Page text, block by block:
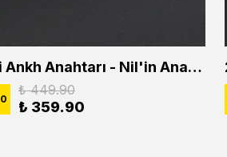
2'li Ankh Anahtarı - Nil'in Anahtarı Erkek Kadın Kolye Seti
₺ 449.90
₺ 359.90